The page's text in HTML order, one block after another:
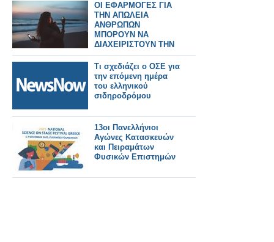
ΟΙ ΕΦΑΡΜΟΓΕΣ ΓΙΑ
ΤΗΝ ΑΠΩΛΕΙΑ
ΑΝΘΡΩΠΩΝ
ΜΠΟΡΟΥΝ ΝΑ
ΔΙΑΧΕΙΡΙΣΤΟΥΝ ΤΗΝ
ΘΛΙΨΗ ΜΑΣ;
Τι σχεδιάζει ο ΟΣΕ για
την επόμενη ημέρα
του ελληνικού
σιδηροδρόμου
13οι Πανελλήνιοι
Αγώνες Κατασκευών
και Πειραμάτων
Φυσικών Επιστημών